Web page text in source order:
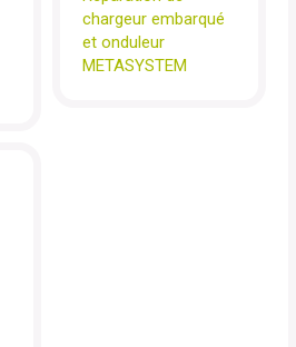
chargeur embarqué
et onduleur
METASYSTEM